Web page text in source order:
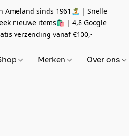
Ameland sinds 1961🏝 | Snelle
nieuwe items🛍 | 4,8 Google
verzending vanaf€100,-
Merken Over ons